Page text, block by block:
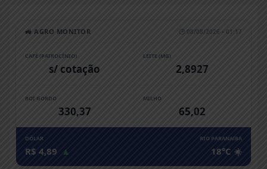
🚜 AGRO MONITOR 🕒 08/08/2026 • 01:17
CAFÉ (PATROCÍNIO)
s/ cotação
LEITE (MG)
2,8927
BOI GORDO
330,37
MILHO
65,02
DÓLAR
R$ 4,89 ▲
RIO PARANAíBA
18°C ☀️